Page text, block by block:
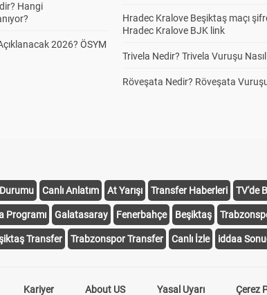
Hangi
2026? ÖSYM
Hradec Kralove Beşiktaş maçı
Hradec Kralove BJK link
Trivela Nedir? Trivela Vuruşu Nasıl
Röveşata Nedir? Röveşata Vuruşu
Canlı Anlatım At Yarışı Transfer Haberleri TV'de
Programı Galatasaray Fenerbahçe Beşiktaş
Transfer Trabzonspor Transfer Canlı İzle iddaa
Kariyer About US Yasal Uyarı Çerez